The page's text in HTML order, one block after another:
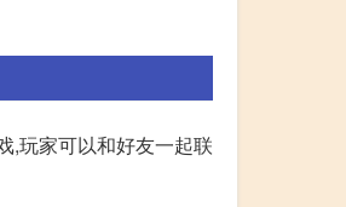
,玩家可以和好友一起联